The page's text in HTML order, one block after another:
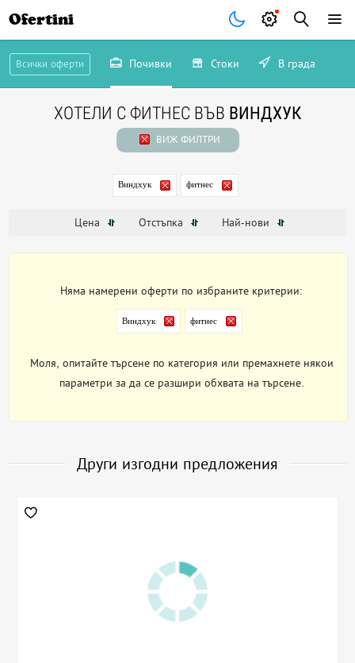
Ofertini
Всички оферти Почивки Стоки В града
ХОТЕЛИ С ФИТНЕС ВЪВ ВИНДХУК
ВИЖ ФИЛТРИ
Виндхук фитнес
Цена Отстъпка Най-нови
Няма намерени оферти по избраните критерии:
Виндхук фитнес
Моля, опитайте търсене по категория или премахнете някои
параметри за да се разшири обхвата на търсене.
Други изгодни предложения